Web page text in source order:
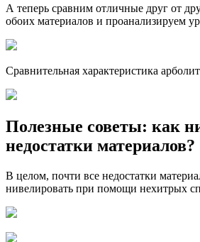
А теперь сравним отличные друг от
обоих материалов и проанализируем
Сравнительная характеристика
Полезные советы: как
недостатки материалов?
В целом, почти все недостатки
нивелировать при помощи нехитрых